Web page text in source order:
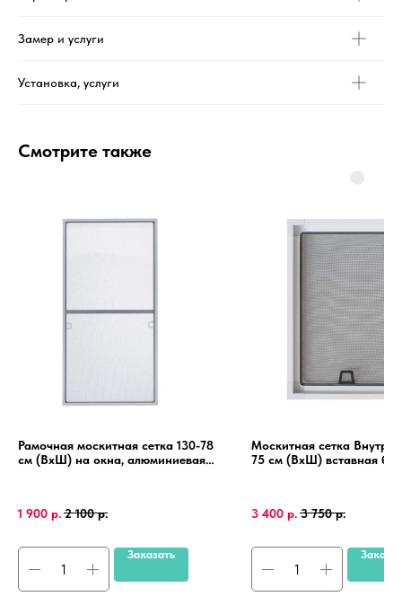
Замер и услуги
Установка, услуги
Смотрите также
Рамочная москитная сетка 130-78
см (ВхШ) на окна, алюминиевая
1 900 р. 2 100 р.
Заказать
Москитная сетка
75 см (ВхШ) вставная без
3 400 р. 3 750 р.